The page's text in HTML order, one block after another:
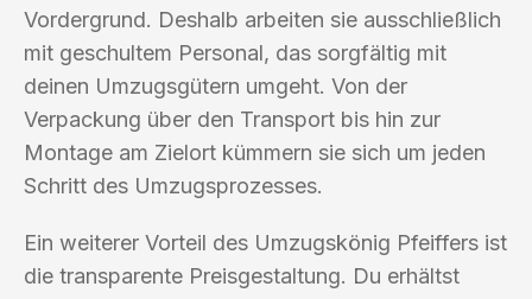
Vordergrund. Deshalb arbeiten sie ausschließlich
mit geschultem Personal, das sorgfältig mit
deinen Umzugsgütern umgeht. Von der
Verpackung über den Transport bis hin zur
Montage am Zielort kümmern sie sich um jeden
Schritt des Umzugsprozesses.
Ein weiterer Vorteil des Umzugskönig Pfeiffers ist
die transparente Preisgestaltung. Du erhältst